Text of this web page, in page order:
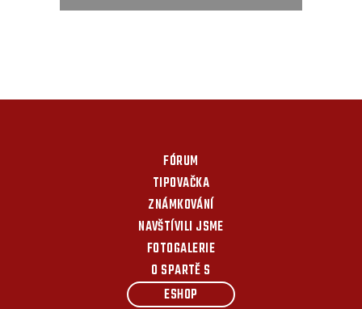
FÓRUM
TIPOVAČKA
ZNÁMKOVÁNÍ
NAVŠTÍVILI JSME
FOTOGALERIE
O SPARTĚ S
ESHOP